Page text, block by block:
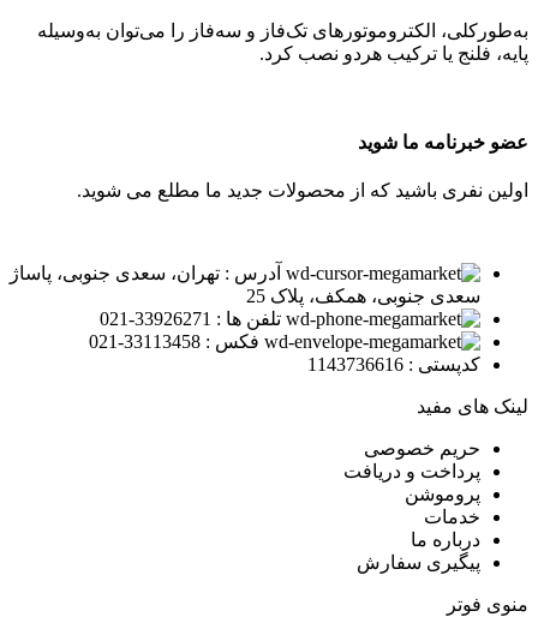
به‌طورکلی، الکتروموتورهای تک‌فاز و سه‌فاز را می‌توان به‌وسیله
پایه، فلنج یا ترکیب هردو نصب کرد.
عضو خبرنامه ما شوید
اولین نفری باشید که از محصولات جدید ما مطلع می شوید.
آدرس : تهران، سعدی جنوبی، پاساژ
سعدی جنوبی، همکف، پلاک 25
تلفن ها : 33926271-021
فکس : 33113458-021
کدپستی : 1143736616
لینک های مفید
حریم خصوصی
پرداخت و دریافت
پروموشن
خدمات
درباره ما
پیگیری سفارش
منوی فوتر